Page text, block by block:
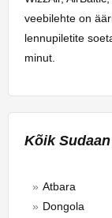
veebilehte on
lennupiletite
minut.
Kõik
Atbara
Dongola